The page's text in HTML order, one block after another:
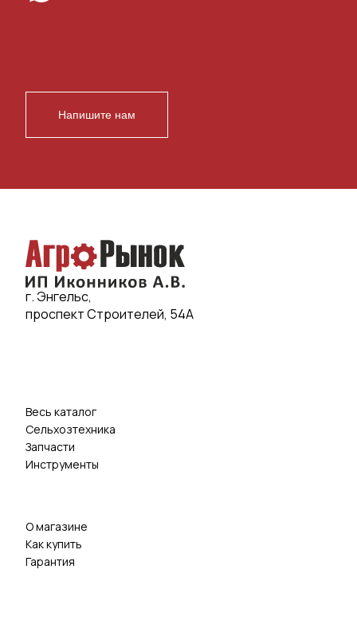
Напишите нам
г. Энгельс,
проспект Строителей, 54А
Весь каталог
Сельхозтехника
Запчасти
Инструменты
О магазине
Как купить
Гарантия